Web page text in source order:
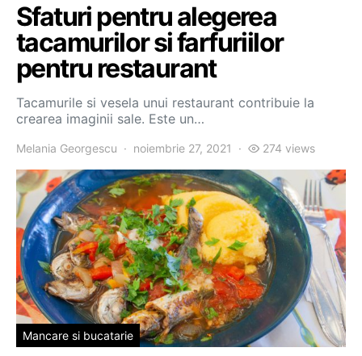
Sfaturi pentru alegerea
tacamurilor si farfuriilor
pentru restaurant
Tacamurile si vesela unui restaurant contribuie la
crearea imaginii sale. Este un…
Melania Georgescu noiembrie 27, 2021 274 views
Mancare si bucatarie